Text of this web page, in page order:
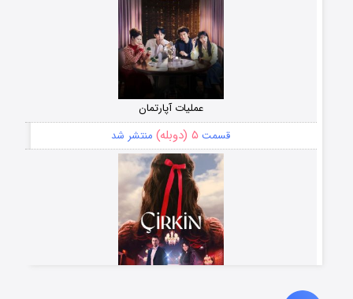
عملیات آپارتمان
قسمت ۵ (دوبله) منتشر شد